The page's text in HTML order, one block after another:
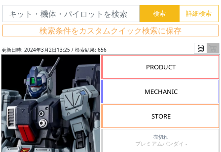
検索条件をカスタムクイック検索に保存
更新日時: 2024年3月2日13:25 / 検索結果: 656
PRODUCT
MECHANIC
STORE
売切れ
プレミアムバンダイ -